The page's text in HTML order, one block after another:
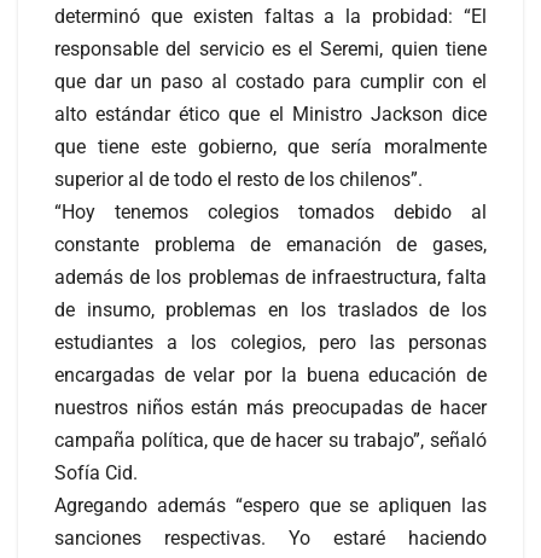
determinó que existen faltas a la probidad: “El
responsable del servicio es el Seremi, quien tiene
que dar un paso al costado para cumplir con el
alto estándar ético que el Ministro Jackson dice
que tiene este gobierno, que sería moralmente
superior al de todo el resto de los chilenos”.
“Hoy tenemos colegios tomados debido al
constante problema de emanación de gases,
además de los problemas de infraestructura, falta
de insumo, problemas en los traslados de los
estudiantes a los colegios, pero las personas
encargadas de velar por la buena educación de
nuestros niños están más preocupadas de hacer
campaña política, que de hacer su trabajo”, señaló
Sofía Cid.
Agregando además “espero que se apliquen las
sanciones respectivas. Yo estaré haciendo